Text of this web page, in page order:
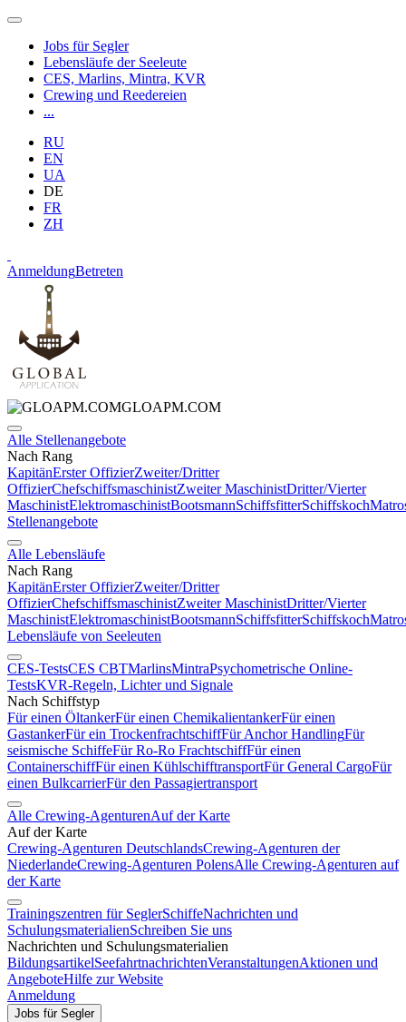
Jobs für Segler
Lebensläufe der Seeleute
CES, Marlins, Mintra, KVR
Crewing und Reedereien
...
RU
EN
UA
DE
FR
ZH
AnmeldungBetreten
GLOAPM.COM
Alle Stellenangebote
Nach Rang
KapitänErster OffizierZweiter/Dritter
OffizierChefschiffsmaschinistZweiter MaschinistDritter/Vierter
MaschinistElektromaschinistBootsmannSchiffsfitterSchiffskoch
Stellenangebote
Alle Lebensläufe
Nach Rang
KapitänErster OffizierZweiter/Dritter
OffizierChefschiffsmaschinistZweiter MaschinistDritter/Vierter
MaschinistElektromaschinistBootsmannSchiffsfitterSchiffskoch
Lebensläufe von Seeleuten
CES-TestsCES CBTMarlinsMintraPsychometrische Online-
TestsKVR-Regeln, Lichter und Signale
Nach Schiffstyp
Für einen ÖltankerFür einen ChemikalientankerFür einen
GastankerFür ein TrockenfrachtschiffFür Anchor HandlingFür
seismische SchiffeFür Ro-Ro FrachtschiffFür einen
ContainerschiffFür einen KühlschifftransportFür General CargoFür
einen BulkcarrierFür den Passagiertransport
Alle Crewing-AgenturenAuf der Karte
Auf der Karte
Crewing-Agenturen DeutschlandsCrewing-Agenturen der
NiederlandeCrewing-Agenturen PolensAlle Crewing-Agenturen auf
der Karte
Trainingszentren für SeglerSchiffeNachrichten und
SchulungsmaterialienSchreiben Sie uns
Nachrichten und Schulungsmaterialien
BildungsartikelSeefahrtnachrichtenVeranstaltungenAktionen und
AngeboteHilfe zur Website
Anmeldung
Jobs für Segler